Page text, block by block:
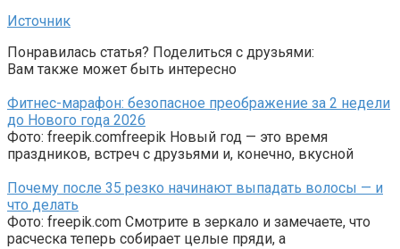
Источник
Понравилась статья? Поделиться с друзьями:
Вам также может быть интересно
Фитнес-марафон: безопасное преображение за 2 недели
до Нового года 2026
Фото: freepik.comfreepik Новый год — это время
праздников, встреч с друзьями и, конечно, вкусной
Почему после 35 резко начинают выпадать волосы — и
что делать
Фото: freepik.com Смотрите в зеркало и замечаете, что
расческа теперь собирает целые пряди, а